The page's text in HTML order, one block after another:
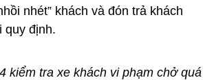
nhét” khách và đón trả khách
quy định.
kiểm tra xe khách vi phạm chở quá